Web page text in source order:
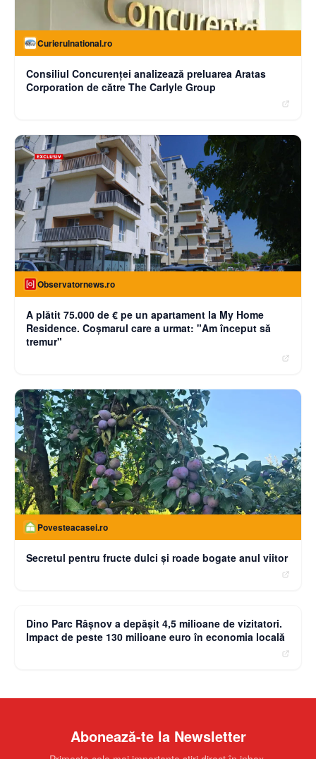
Curierulnational.ro
Consiliul Concurenței analizează preluarea Aratas
Corporation de către The Carlyle Group
Observatornews.ro
A plătit 75.000 de € pe un apartament la My Home
Residence. Coşmarul care a urmat: "Am început să
tremur"
Povesteacasei.ro
Secretul pentru fructe dulci și roade bogate anul viitor
Dino Parc Râșnov a depășit 4,5 milioane de vizitatori.
Impact de peste 130 milioane euro în economia locală
Abonează-te la Newsletter